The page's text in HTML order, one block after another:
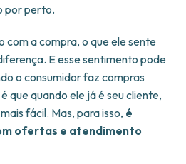
por perto.
a compra, o que ele sente
E esse sentimento pode
o consumidor faz compras
que quando ele já é seu cliente,
fácil. Mas, para isso, é
ofertas e atendimento